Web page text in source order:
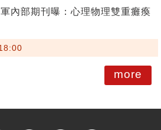
內部期刊曝：心理物理雙重癱瘓
more